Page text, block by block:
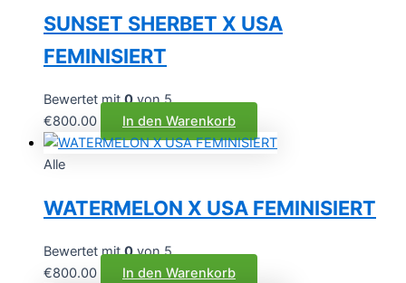
SUNSET SHERBET X USA
FEMINISIERT
Bewertet mit0von 5
€800.00 In den Warenkorb
Alle
WATERMELON X USA FEMINISIERT
Bewertet mit0von 5
€800.00 In den Warenkorb